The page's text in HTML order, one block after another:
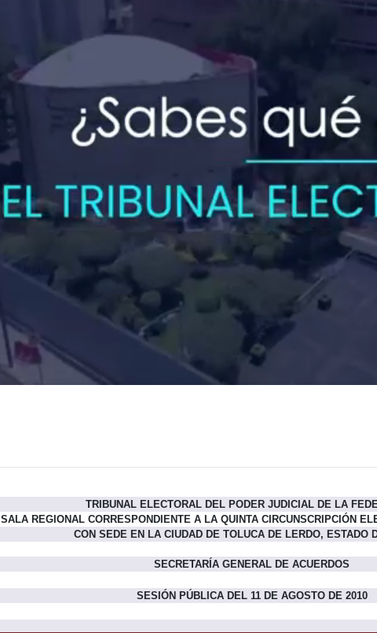
TRIBUNAL ELECTORAL DEL PODER JUDICIAL DE LA
SALA REGIONAL CORRESPONDIENTE A LA QUINTA CIRCUNSCRIPCIÓN
CON SEDE EN LA CIUDAD DE TOLUCA DE LERDO, ESTADO
SECRETARÍA GENERAL DE ACUERDOS
SESIÓN PÚBLICA DEL 11 DE AGOSTO DE 2010